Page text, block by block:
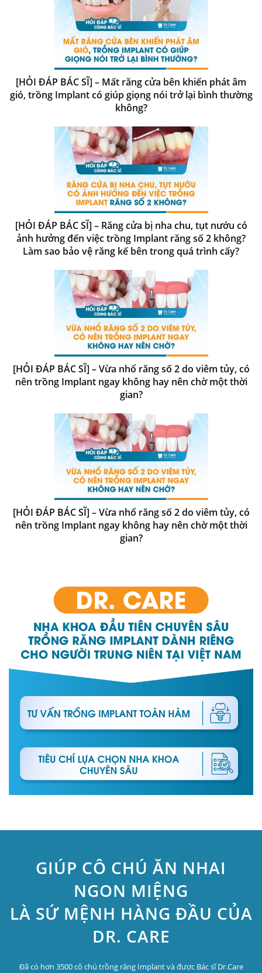
[HỎI ĐÁP BÁC SĨ] – Mất răng cửa bên khiến phát âm
gió, trồng Implant có giúp giọng nói trở lại bình thường
không?
[HỎI ĐÁP BÁC SĨ] – Răng cửa bị nha chu, tụt nướu có
ảnh hưởng đến việc trồng Implant răng số 2 không?
Làm sao bảo vệ răng kế bên trong quá trình cấy?
[HỎI ĐÁP BÁC SĨ] – Vừa nhổ răng số 2 do viêm tủy, có
nên trồng Implant ngay không hay nên chờ một thời
gian?
[HỎI ĐÁP BÁC SĨ] – Vừa nhổ răng số 2 do viêm tủy, có
nên trồng Implant ngay không hay nên chờ một thời
gian?
GIÚP CÔ CHÚ ĂN NHAI
NGON MIỆNG
LÀ SỨ MỆNH HÀNG ĐẦU CỦA
DR. CARE
Đã có hơn 3500 cô chú trồng răng Implant và được Bác sĩ Dr.Care